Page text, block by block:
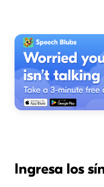
Ingresa los